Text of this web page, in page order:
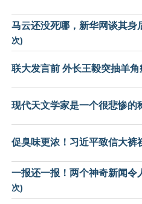
马云还没死哪，新华网谈其身
次)
联大发言前 外长王毅突抽羊角
现代天文学家是一个很悲惨的
促臭味更浓！习近平致信大裤
一报还一报！两个神奇新闻令
次)